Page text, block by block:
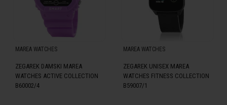
MAREA WATCHES
ZEGAREK DAMSKI MAREA
WATCHES ACTIVE COLLECTION
B60002/4
MAREA WATCHES
ZEGAREK UNISEX MAREA
WATCHES FITNESS COLLECTION
B59007/1